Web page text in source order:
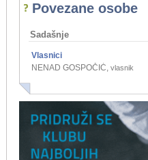
Povezane osobe
Sadašnje
Vlasnici
NENAD GOSPOČIĆ, vlasnik